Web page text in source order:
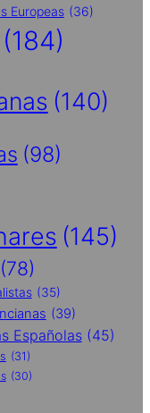
Europeas (36)
(184)
(140)
(98)
(145)
(78)
(35)
(39)
Españolas (45)
(31)
(30)